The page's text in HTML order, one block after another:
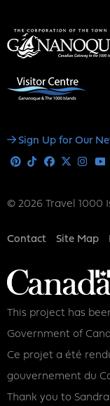
Social
Sign Up for Our
Pinterest
TiktokFacebook
X
© 2026 Travel 1000
Footer
Contact Site Map
This project has
Government of
Ce projet a été
gouvernement du
Thank you to